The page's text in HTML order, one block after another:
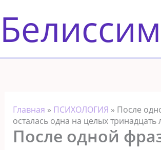
к
содержимому
Главная » ПСИХОЛОГИЯ » После
осталась одна на целых тринадцать
После одной